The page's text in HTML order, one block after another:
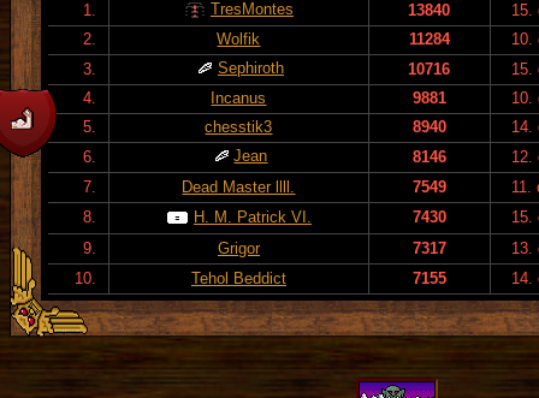
1.
TresMontes 13840
15.
2.
Wolfik 11284
10.
3.
Sephiroth 10716
15.
4.
Incanus 9881
10.
5.
chesstik3 8940
14.
6.
Jean 8146
12.
7.
Dead Master llll. 7549
11.
8.
H. M. Patrick VI. 7430
15.
9.
Grigor 7317
13.
10.
Tehol Beddict 7155 14.